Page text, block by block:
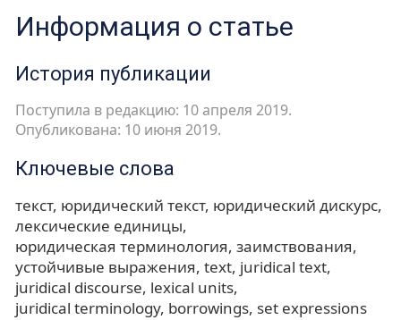
Информация о статье
История публикации
Поступила в редакцию: 10 апреля 2019.
Опубликована: 10 июня 2019.
Ключевые слова
текст юридический текст юридический дискурс
лексические единицы
юридическая терминология заимствования
устойчивые выражения text juridical text
juridical discourse lexical units
juridical terminology borrowings set expressions